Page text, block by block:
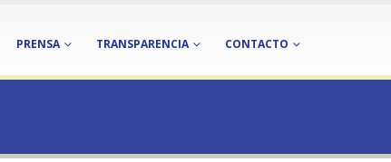
PRENSA TRANSPARENCIA CONTACTO